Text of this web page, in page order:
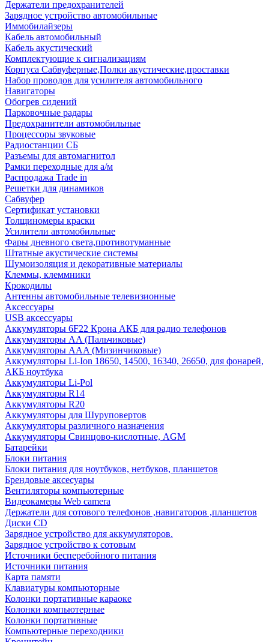
Держатели предохранителей
Зарядное устройство автомобильные
Иммобилайзеры
Кабель автомобильный
Кабель акустический
Комплектующие к сигнализациям
Корпуса Сабвуферные,Полки акустические,проставки
Набор проводов для усилителя автомобильного
Навигаторы
Обогрев сидений
Парковочные радары
Предохранители автомобильные
Процессоры звуковые
Радиостанции СБ
Разъемы для автомагнитол
Рамки переходные для а/м
Распродажа Trade in
Решетки для динамиков
Сабвуфер
Сертификат установки
Толщиномеры краски
Усилители автомобильные
Фары дневного света,противотуманные
Штатные акустические системы
Шумоизоляция и декоративные материалы
Клеммы, клеммники
Крокодилы
Антенны автомобильные телевизионные
Аксессуары
USB аксессуары
Аккумуляторы 6F22 Крона АКБ для радио телефонов
Аккумуляторы AA (Пальчиковые)
Аккумуляторы AAA (Мизинчиковые)
Аккумуляторы Li-Ion 18650, 14500, 16340, 26650, для фонарей,
АКБ ноутбука
Аккумуляторы Li-Pol
Аккумуляторы R14
Аккумуляторы R20
Аккумуляторы для Шуруповертов
Аккумуляторы различного назначения
Аккумуляторы Свинцово-кислотные, AGM
Батарейки
Блоки питания
Блоки питания для ноутбуков, нетбуков, планшетов
Брендовые аксесуары
Вентиляторы компьютерные
Видеокамеры Web camera
Держатели для сотового телефонов ,навигаторов ,планшетов
Диски CD
Зарядное устройство для аккумуляторов.
Зарядное устройство к сотовым
Источники бесперебойного питания
Источники питания
Карта памяти
Клавиатуры компьюторные
Колонки портативные караоке
Колонки компьютерные
Колонки портативные
Компьютерные переходники